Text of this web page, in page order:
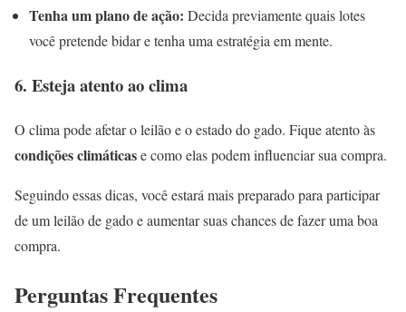
Tenha um plano de ação: Decida previamente quais lotes
você pretende bidar e tenha uma estratégia em mente.
6. Esteja atento ao clima
O clima pode afetar o leilão e o estado do gado. Fique atento às
condições climáticase como elas podem influenciar sua compra.
Seguindo essas dicas, você estará mais preparado para participar
de um leilão de gado e aumentar suas chances de fazer uma boa
compra.
Perguntas Frequentes